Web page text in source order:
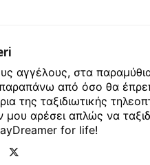
αγγέλους, στα
από όσο θα
της ταξιδιωτικής
μου αρέσει απλώς να
for life!